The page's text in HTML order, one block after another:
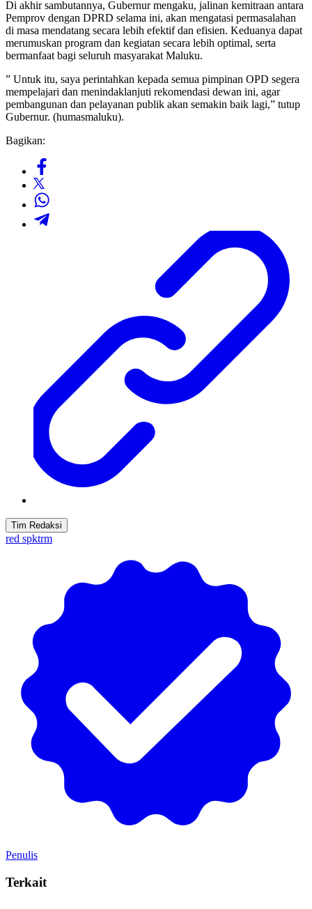
Di akhir sambutannya, Gubernur mengaku, jalinan kemitraan antara
Pemprov dengan DPRD selama ini, akan mengatasi permasalahan
di masa mendatang secara lebih efektif dan efisien. Keduanya dapat
merumuskan program dan kegiatan secara lebih optimal, serta
bermanfaat bagi seluruh masyarakat Maluku.
” Untuk itu, saya perintahkan kepada semua pimpinan OPD segera
mempelajari dan menindaklanjuti rekomendasi dewan ini, agar
pembangunan dan pelayanan publik akan semakin baik lagi,” tutup
Gubernur. (humasmaluku).
Bagikan:
Tim Redaksi
red spktrm
Penulis
Terkait